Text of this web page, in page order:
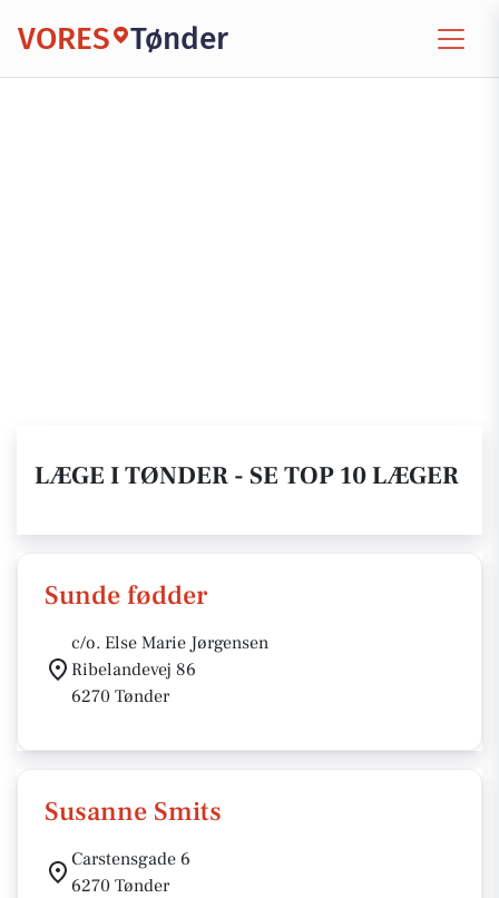
VORES Tønder
LÆGE I TØNDER - SE TOP 10 LÆGER
Sunde fødder
c/o. Else Marie Jørgensen
Ribelandevej 86
6270 Tønder
Susanne Smits
Carstensgade 6
6270 Tønder